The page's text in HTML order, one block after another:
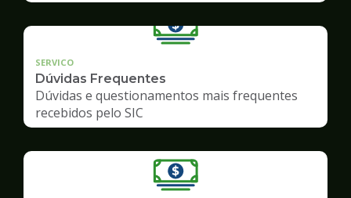
SERVICO
Dúvidas Frequentes
Dúvidas e questionamentos mais frequentes
recebidos pelo SIC